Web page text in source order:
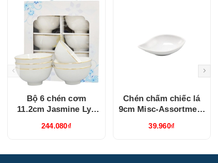
Bộ 6 chén cơm
11.2cm Jasmine Lys
(03119901406)
244.080₫
Chén chấm chiếc lá
9cm Misc-Assortment
(640916000)
39.960₫